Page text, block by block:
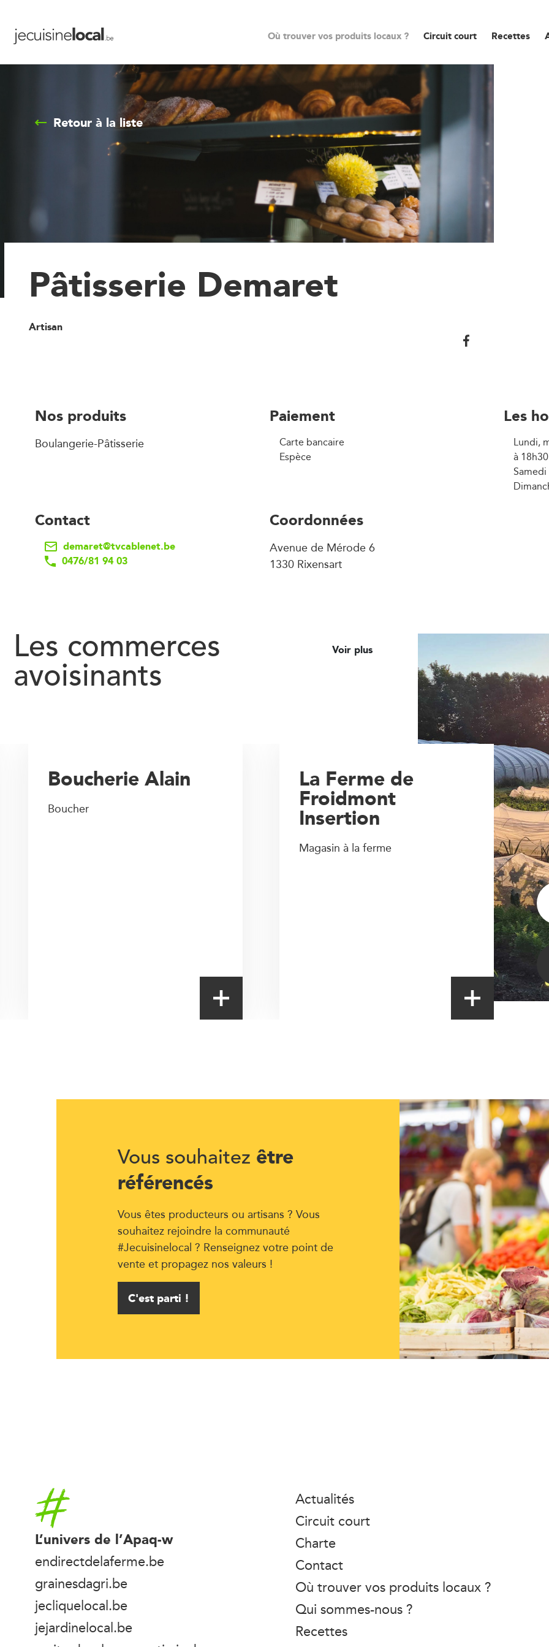
Où trouver vos produits locaux ? Circuit court Recettes
Retour à la liste
Pâtisserie Demaret
Artisan
Nos produits
Boulangerie-Pâtisserie
Paiement
Carte bancaire
Espèce
Les
Lundi,
à 18h30
Contact
demaret@tvcablenet.be
0476/81 94 03
Coordonnées
Avenue de Mérode 6
1330 Rixensart
Les commerces
avoisinants
Voir plus
La Ferme de
Froidmont
Insertion
Magasin à la ferme
Boucherie Alain
Boucher
Vous souhaitez être
référencés
Vous êtes producteurs ou artisans ? Vous
souhaitez rejoindre la communauté
#Jecuisinelocal ? Renseignez votre point de
vente et propagez nos valeurs !
C'est parti !
Accueil
L’univers de l’Apaq-w
endirectdelaferme.be
grainesdagri.be
jecliquelocal.be
jejardinelocal.be
Actualités
Circuit court
Charte
Contact
Où trouver vos produits locaux ?
Qui sommes-nous ?
Recettes